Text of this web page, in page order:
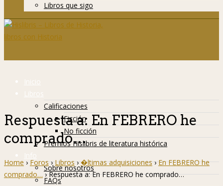
Libros que sigo
Inicio
Libros
Calificaciones
Ficción
No ficción
Premios Hislibris de literatura histórica
Info
Sobre nosotros
FAQs
Respuesta a: En FEBRERO he
comprado…
Home › Foros › Libros › �ltimas adquisiciones › En FEBRERO he
comprado… › Respuesta a: En FEBRERO he comprado…